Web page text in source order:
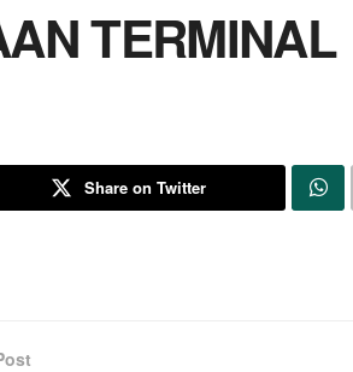
TERMINAL
Share on Twitter